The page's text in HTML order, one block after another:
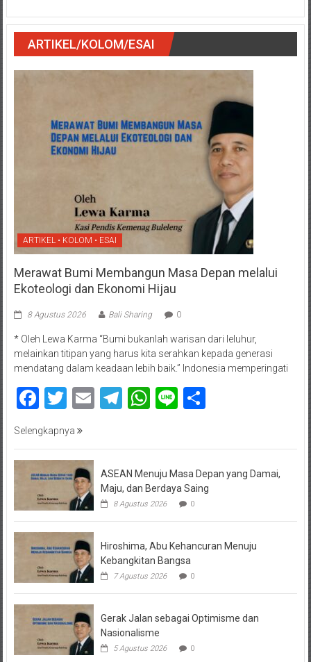
ARTIKEL/KOLOM/ESAI
ARTIKEL • KOLOM • ESAI
Merawat Bumi Membangun Masa Depan melalui
Ekoteologi dan Ekonomi Hijau
8 Agustus 2026 Bali Sharing 0
* Oleh Lewa Karma “Bumi bukanlah warisan dari leluhur,
melainkan titipan yang harus kita serahkan kepada generasi
mendatang dalam keadaan lebih baik.” Indonesia memperingati
Facebook
Twitter
EmailTelegram
WhatsApp
LineShare
Selengkapnya
ASEAN Menuju Masa Depan yang Damai,
Maju, dan Berdaya Saing
8 Agustus 2026 0
Hiroshima, Abu Kehancuran Menuju
Kebangkitan Bangsa
7 Agustus 2026 0
Gerak Jalan sebagai Optimisme dan
Nasionalisme
5 Agustus 2026 0